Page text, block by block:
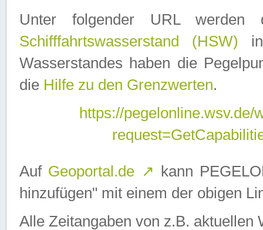
Unter folgender URL
Schifffahrtswasserstand (HSW)
Wasserstandes haben die
die Hilfe zu den Grenzwerten.
https://
Auf Geoportal.de ↗ kann
hinzufügen" mit einem der obigen
Alle Zeitangaben von z.B. aktuellen